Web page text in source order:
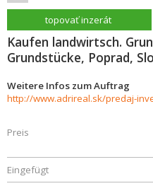
topovať inzerát
Kaufen landwirtsch.
Grundstücke, Poprad, Slo
Weitere Infos zum Auftrag
Preis
Eingefügt